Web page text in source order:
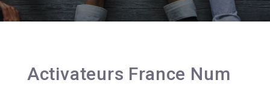
Activateurs France Num